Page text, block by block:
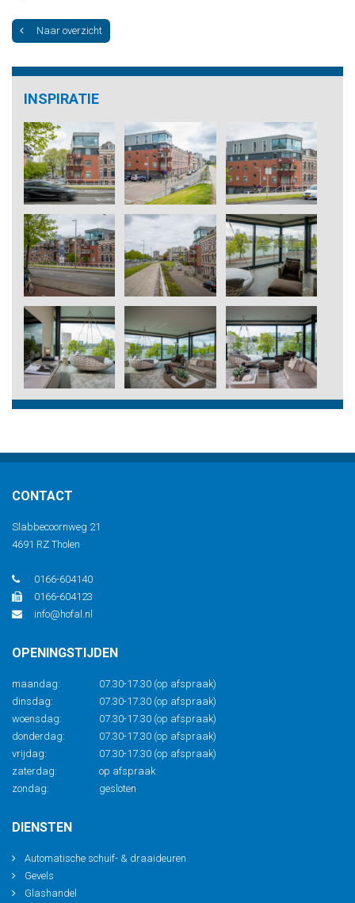
Naar overzicht
INSPIRATIE
CONTACT
Slabbecoornweg 21
4691 RZ Tholen
0166-604140
0166-604123
info@hofal.nl
OPENINGSTIJDEN
maandag:
07.30-17.30 (op afspraak)
dinsdag:
07.30-17.30 (op afspraak)
woensdag:
07.30-17.30 (op afspraak)
donderdag:
07.30-17.30 (op afspraak)
vrijdag:
07.30-17.30 (op afspraak)
zaterdag:
op afspraak
zondag:
gesloten
DIENSTEN
Automatische schuif- & draaideuren
Gevels
Glashandel